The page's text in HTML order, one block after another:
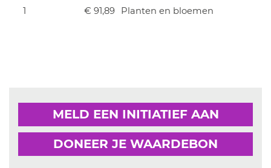
1
€ 91,89 Planten en bloemen
MELD EEN INITIATIEF AAN
DONEER JE WAARDEBON